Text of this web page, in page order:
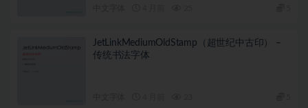
JetLinkMediumOldStamp（超世纪中古印） –
传统书法字体